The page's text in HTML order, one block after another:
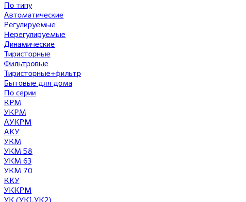
По типу
Автоматические
Регулируемые
Нерегулируемые
Динамические
Тиристорные
Фильтровые
Тиристорные+фильтр
Бытовые для дома
По серии
КРМ
УКРМ
АУКРМ
АКУ
УКМ
УКМ 58
УКМ 63
УКМ 70
ККУ
УККРМ